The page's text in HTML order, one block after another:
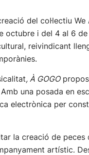
del col·lectiu
i del 4 al 6
reivindicant
, À GOGO
una posada en
electrònica per
la creació de
artístic.